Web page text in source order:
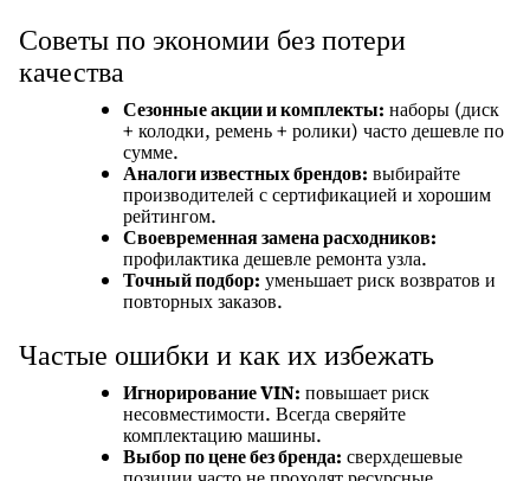
Советы по экономии без потери
качества
Сезонные акции и комплекты: наборы (диск
+ колодки, ремень + ролики) часто дешевле по
сумме.
Аналоги известных брендов: выбирайте
производителей с сертификацией и хорошим
рейтингом.
Своевременная замена расходников:
профилактика дешевле ремонта узла.
Точный подбор: уменьшает риск возвратов и
повторных заказов.
Частые ошибки и как их избежать
Игнорирование VIN: повышает риск
несовместимости. Всегда сверяйте
комплектацию машины.
Выбор по цене без бренда: сверхдешевые